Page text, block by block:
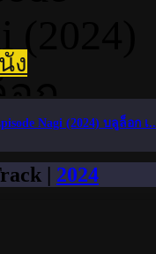
ง
Nagi (2024) บลูล็อก เ..
| 2024